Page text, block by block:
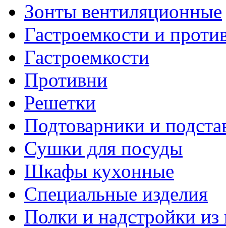
Зонты вентиляционные
Гастроемкости и
Гастроемкости
Противни
Решетки
Подтоварники и
Сушки для посуды
Шкафы кухонные
Специальные изделия
Полки и надстройки из